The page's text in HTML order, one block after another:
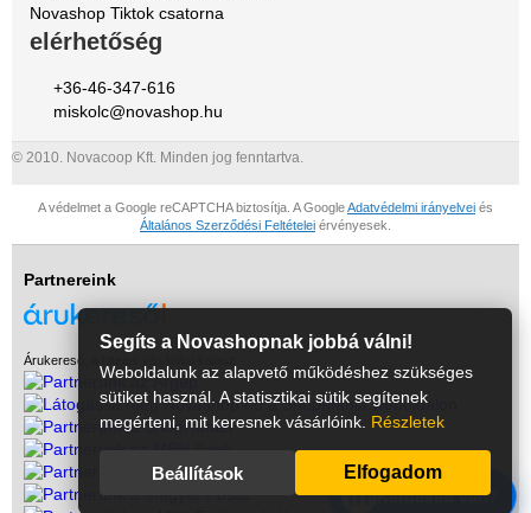
m Kérdésed van?
Novashop Tiktok csatorna
elérhetőség
+36-46-347-616
miskolc@novashop.hu
© 2010. Novacoop Kft. Minden jog fenntartva.
A védelmet a Google reCAPTCHA biztosítja. A GoogleAdatvédelmi irányelvei és
Általános Szerződési Feltételei érvényesek.
Partnereink
Árukereső, a hiteles vásárlási kalauz
Segíts a Novashopnak jobbá válni!
Weboldalunk az alapvető működéshez szükséges
sütiket használ. A statisztikai sütik segítenek
megérteni, mit keresnek vásárlóink. Részletek
Beállítások Elfogadom